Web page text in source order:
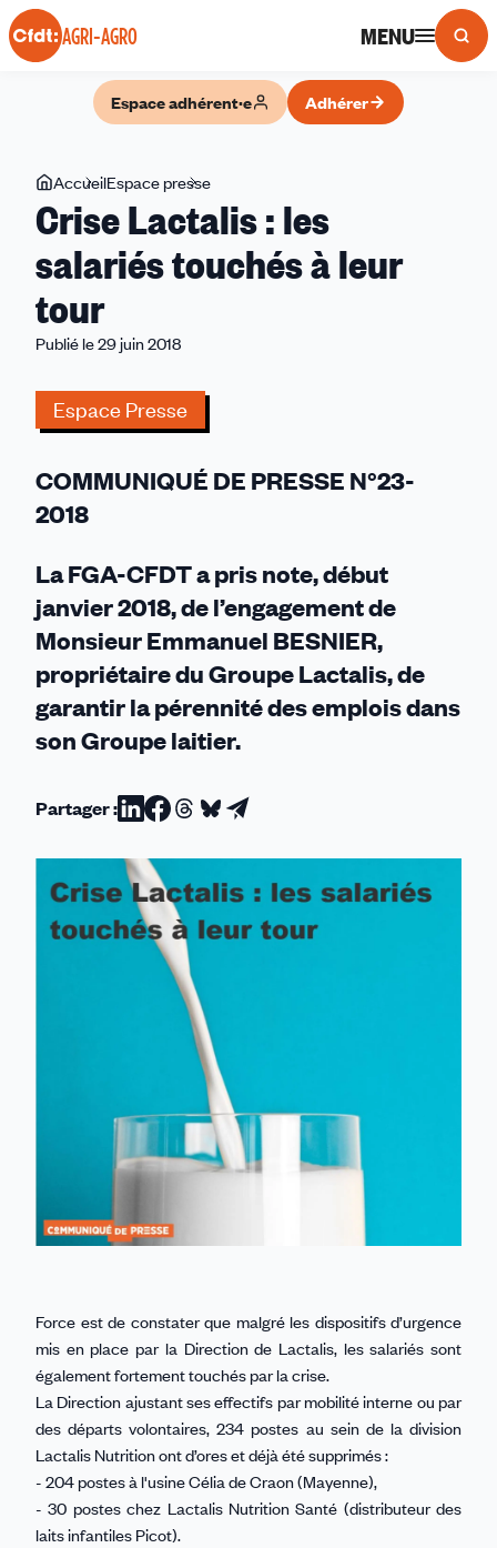
Panneau de gestion des cookies
AGRI-AGRO MENU
Espace adhérent·e Adhérer
Vous
êtes
ici
AccueilEspace presse
Lactalis
les
Crise Lactalis : les
salariés touchés à leur
tour
Publié le 29 juin 2018
Espace Presse
COMMUNIQUÉ DE PRESSE N°23-
2018
La FGA-CFDT a pris note, début
janvier 2018, de l’engagement de
Monsieur Emmanuel BESNIER,
propriétaire du Groupe Lactalis, de
garantir la pérennité des emplois dans
son Groupe laitier.
Partager :Partager
sur
Linkedin
Partager
sur
Facebook
Partager
sur
Threads
Partager
sur
Bluesky
Partager
par
email
Force est de constater que malgré les dispositifs d’urgence
mis en place par la Direction de Lactalis, les salariés sont
également fortement touchés par la crise.
La Direction ajustant ses effectifs par mobilité interne ou par
des départs volontaires, 234 postes au sein de la division
Lactalis Nutrition ont d’ores et déjà été supprimés :
- 204 postes à l'usine Célia de Craon (Mayenne),
- 30 postes chez Lactalis Nutrition Santé (distributeur des
laits infantiles Picot).